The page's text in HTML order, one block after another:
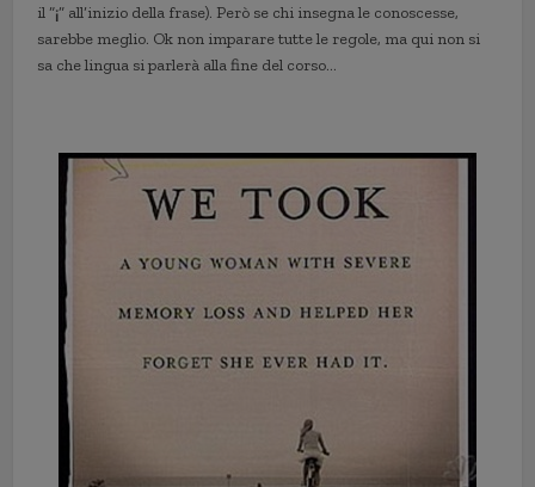
il “¡” all’inizio della frase). Però se chi insegna le conoscesse,
sarebbe meglio. Ok non imparare tutte le regole, ma qui non si
sa che lingua si parlerà alla fine del corso…